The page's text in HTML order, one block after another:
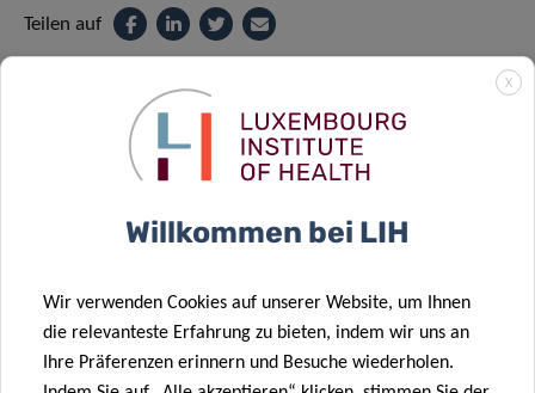
Teilen auf
Datenschutz
Verarbeitung personenbezogener Daten im Rahmen der
Organisation von Veranstaltungen“.
X
Willkommen bei LIH
Wir verwenden Cookies auf unserer Website, um Ihnen
die relevanteste Erfahrung zu bieten, indem wir uns an
Ihre Präferenzen erinnern und Besuche wiederholen.